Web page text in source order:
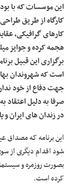
این موسسات که با
کارگاه از طریق
کارهای گرافیکی،
هجمه کرده و جوایز
برگزاری این قبیل
است که شهروندان
جهت دفاع از خود
صرفا به دلیل اعتقاد
در زندان های ایران و
این برنامه که مصداق
شود اقدام دیگری از
بصورت روزمره و
کرده است.